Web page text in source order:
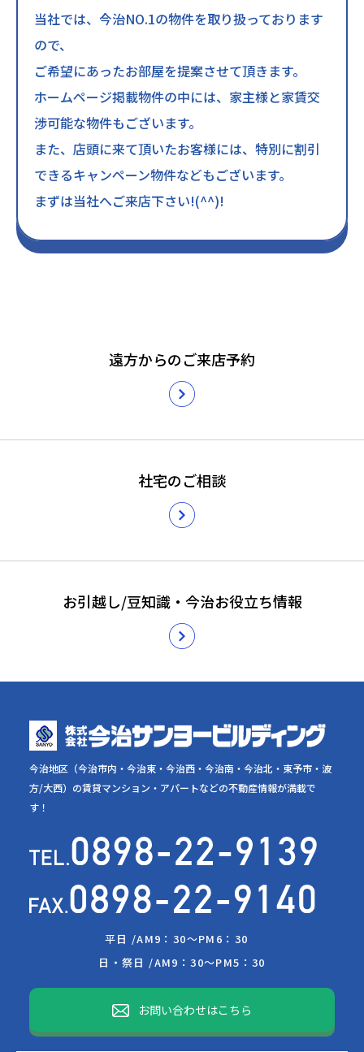
当社では、今治NO.1の物件を取り扱っております
ので、
ご希望にあったお部屋を提案させて頂きます。
ホームページ掲載物件の中には、家主様と家賃交
渉可能な物件もございます。
また、店頭に来て頂いたお客様には、特別に割引
できるキャンペーン物件などもございます。
まずは当社へご来店下さい!(^^)!
遠方からのご来店予約
社宅のご相談
お引越し/豆知識・今治お役立ち情報
今治地区（今治市内・今治東・今治西・今治南・今治北・東予市・波
方/大西）の賃貸マンション・アパートなどの不動産情報が満載で
す！
平日 /AM9：30～PM6：30
日・祭日 /AM9：30～PM5：30
お問い合わせはこちら